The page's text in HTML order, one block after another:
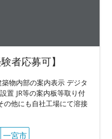
者応募可】
物内部の案内表示 デジタ
置 JR等の案内板等取り付
の他にも自社工場にて溶接
一宮市